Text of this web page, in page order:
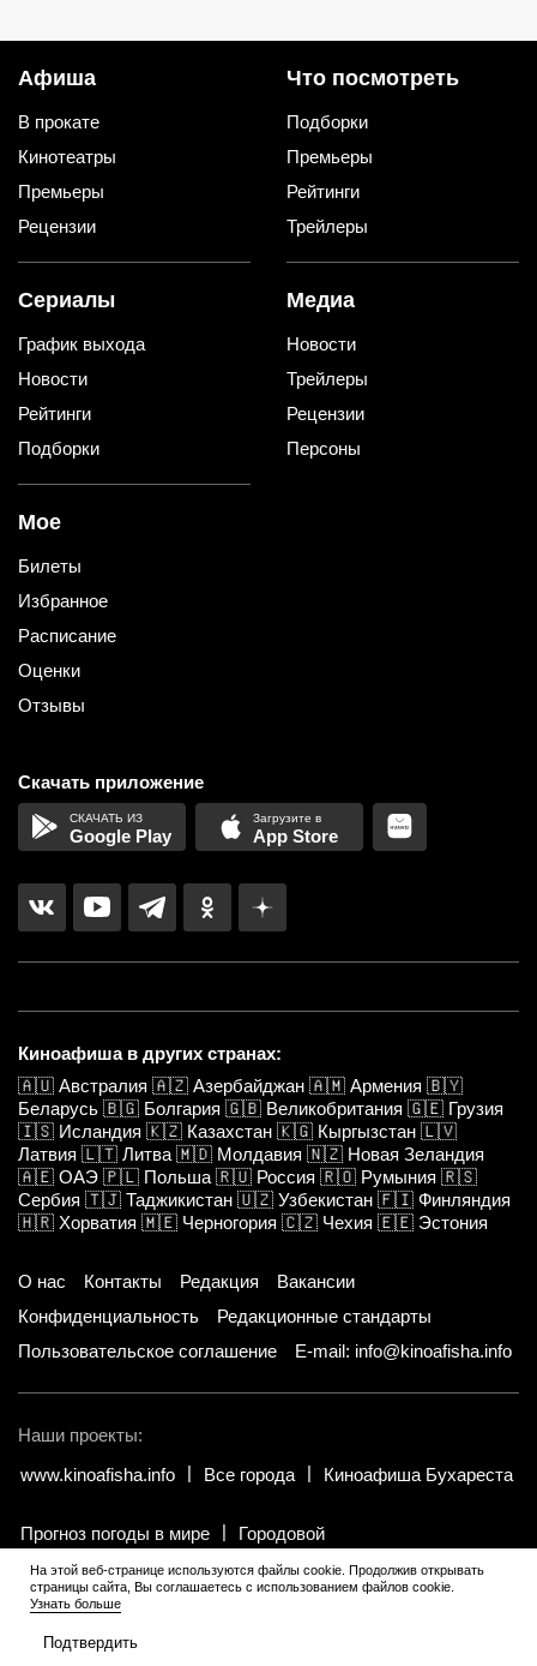
Афиша
В прокате
Кинотеатры
Премьеры
Рецензии
Что посмотреть
Подборки
Премьеры
Рейтинги
Трейлеры
Сериалы
График выхода
Новости
Рейтинги
Подборки
Медиа
Новости
Трейлеры
Рецензии
Персоны
Мое
Билеты
Избранное
Расписание
Оценки
Отзывы
Скачать приложение
Google Play App Store
Киноафиша в других странах:
🇦🇺 Австралия 🇦🇿 Азербайджан 🇦🇲 Армения 🇧🇾
Беларусь 🇧🇬 Болгария 🇬🇧 Великобритания 🇬🇪 Грузия
🇮🇸 Исландия 🇰🇿 Казахстан 🇰🇬 Кыргызстан 🇱🇻
Латвия 🇱🇹 Литва 🇲🇩 Молдавия 🇳🇿 Новая Зеландия
🇦🇪 ОАЭ 🇵🇱 Польша 🇷🇺 Россия 🇷🇴 Румыния 🇷🇸
Сербия 🇹🇯 Таджикистан 🇺🇿 Узбекистан 🇫🇮 Финляндия
🇭🇷 Хорватия 🇲🇪 Черногория 🇨🇿 Чехия 🇪🇪 Эстония
О нас Контакты Редакция
Вакансии
Конфиденциальность
Редакционные стандарты
Пользовательское соглашение
E-mail: info@kinoafisha.info
Наши проекты:
www.kinoafisha.info
Все города Киноафиша Бухареста
Прогноз погоды в мире Городовой
© 2002-2026 Все права и материалы принадлежат «Киноафиша».
Копирование информации только с письменного разрешения
На этой веб-странице используются файлы cookie. Продолжив открывать
страницы сайта, Вы соглашаетесь с использованием файлов cookie.
Узнать больше
Подтвердить